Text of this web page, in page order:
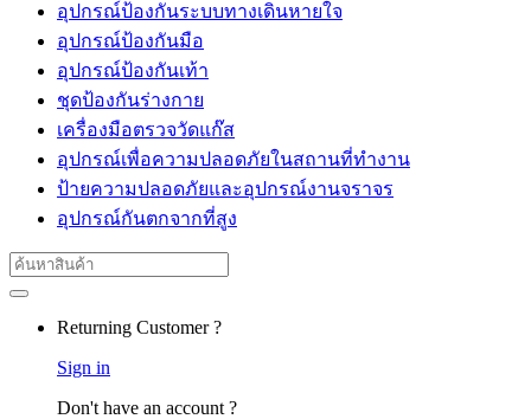
อุปกรณ์ป้องกันระบบทางเดินหายใจ
อุปกรณ์ป้องกันมือ
อุปกรณ์ป้องกันเท้า
ชุดป้องกันร่างกาย
เครื่องมือตรวจวัดแก๊ส
อุปกรณ์เพื่อความปลอดภัยในสถานที่ทำงาน
ป้ายความปลอดภัยและอุปกรณ์งานจราจร
อุปกรณ์กันตกจากที่สูง
Search
for:
Returning Customer ?
Sign in
Don't have an account ?